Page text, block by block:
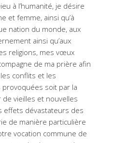
à l’humanité, je désire
et femme, ainsi qu’à
nation du monde, aux
ainsi qu’aux
religions, mes vœux
de ma prière afin
conflits et les
soit par la
de vieilles et nouvelles
effets dévastateurs des
de manière particulière
vocation commune de